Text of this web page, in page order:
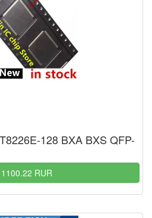
128 BXA BXS QFP-
1100.22 RUR